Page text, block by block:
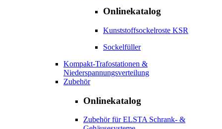
Onlinekatalog
Kunststoffsockelroste KSR
Sockelfüller
Kompakt-Trafostationen &
Niederspannungsverteilung
Zubehör
Onlinekatalog
Zubehör für ELSTA Schrank- &